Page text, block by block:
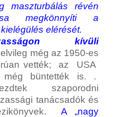
maszturbálás révén
megkönnyíti a
elérését.
kívüli
még az 1950-es
vették; az USA
még büntették is. .
szaporodni
tanácsadók és
A „nagy